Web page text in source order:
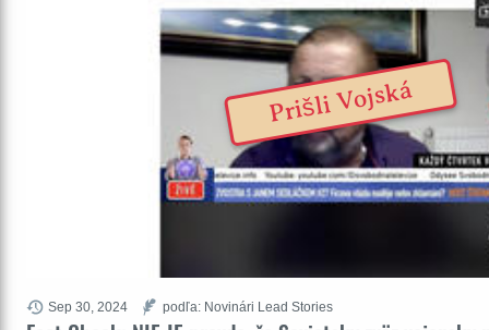
Sep 30, 2024 podľa: Novinári Lead Stories
Prišli Vojská